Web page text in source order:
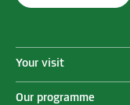
Your visit
Our programme